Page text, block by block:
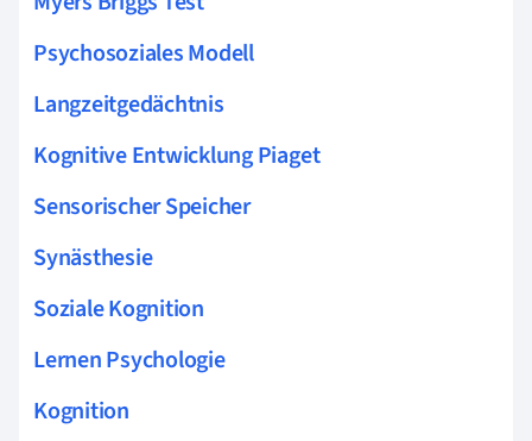
Psychosoziales Modell
Langzeitgedächtnis
Kognitive Entwicklung Piaget
Sensorischer Speicher
Synästhesie
Soziale Kognition
Lernen Psychologie
Kognition